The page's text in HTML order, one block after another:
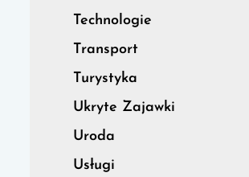
Technologie
Transport
Turystyka
Ukryte Zajawki
Uroda
Usługi